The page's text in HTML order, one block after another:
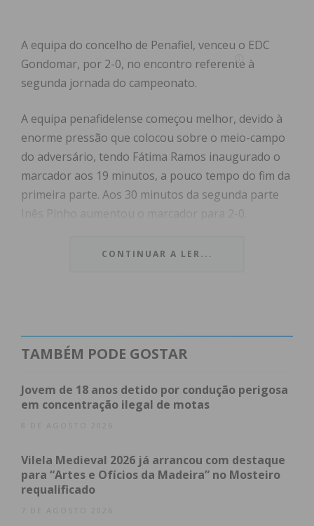
A equipa do concelho de Penafiel, venceu o EDC
Gondomar, por 2-0, no encontro referente à
segunda jornada do campeonato.
A equipa penafidelense começou melhor, devido à
enorme pressão que colocou sobre o meio-campo
do adversário, tendo Fátima Ramos inaugurado o
marcador aos 19 minutos, a pouco tempo do fim da
primeira parte. Aos 30 minutos da segunda parte
Inês Pinho aumentou o marcador para 2-0.
Com este triunfo, o Santa Marta assegura o 2.º
horas, no Pavilhão Fidelidade – LUZ, para defrontar
o S.L Benfica, o jogo da 3.ª jornada da Liga Placard
Imediato
Assine nossa newsletter por e-mail e
CONTINUAR A LER...
TAMBÉM PODE GOSTAR
Jovem de 18 anos detido por condução perigosa
em concentração ilegal de motas
8 DE AGOSTO 2026
Vilela Medieval 2026 já arrancou com destaque
para “Artes e Ofícios da Madeira” no Mosteiro
requalificado
7 DE AGOSTO 2026